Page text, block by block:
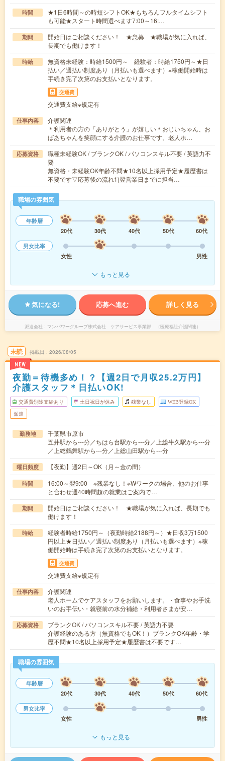
時間
★1日6時間～の時短シフトOK★もちろんフルタイムシフト
も可能★スタート時間選べます7:00～16:…
期間
開始日はご相談ください！ ★急募 ★職場が気に入れば、
長期でも働けます！
時給
無資格未経験：時給1500円～ 経験者：時給1750円～★日
払い／週払い制度あり（月払いも選べます）※稼働開始時は
手続き完了次第のお支払いとなります。
交通費
交通費支給※規定有
仕事内容
介護関連
＊利用者の方の「ありがとう」が嬉しい＊おじいちゃん、お
ばあちゃんを笑顔にする介護のお仕事です。老人ホ…
応募資格
職種未経験OK / ブランクOK / パソコンスキル不要 / 英語力不
要
無資格・未経験OK年齢不問★10名以上採用予定★履歴書は
不要です▽応募後の流れ1)翌営業日までに担当…
職場の雰囲気
年齢層
20代
30代 40代 50代
60代
男女比率
女性
男性
もっと見る
気になる! 応募へ進む 詳しく見る
派遣会社 マンパワーグループ株式会社 ケアサービス事業部 （医療福祉介護関連）
未読
NEW
掲載日 2026/08/05
夜勤＝待機多め！？【週2日で月収25.2万円】
介護スタッフ＊日払いOK!
交通費別途支給あり 土日祝日が休み 残業なし WEB登録OK
派遣
勤務地
千葉県市原市
五井駅から---分／ちはら台駅から---分／上総牛久駅から---分
／上総鶴舞駅から---分／上総山田駅から---分
曜日頻度 【夜勤】週2日～OK（月～金の間）
時間
16:00～翌9:00 ※残業なし！※Wワークの場合、他のお仕事
と合わせ週40時間超の就業はご案内で…
期間
開始日はご相談ください！ ★職場が気に入れば、長期でも
働けます！
時給
経験者時給1750円～（夜勤時給2188円～）★日収3万1500
円以上★日払い／週払い制度あり（月払いも選べます）※稼
働開始時は手続き完了次第のお支払いとなります。
交通費
交通費支給※規定有
仕事内容
介護関連
老人ホームでケアスタッフをお願いします。・食事やお手洗
いのお手伝い・就寝前の水分補給・利用者さまが安…
応募資格
ブランクOK / パソコンスキル不要 / 英語力不要
介護経験のある方（無資格でもOK！）ブランクOK年齢・学
歴不問★10名以上採用予定★履歴書は不要です…
職場の雰囲気
年齢層
20代
30代 40代 50代
60代
男女比率
女性
男性
もっと見る